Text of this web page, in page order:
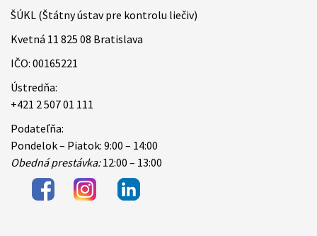
ŠÚKL (Štátny ústav pre kontrolu liečiv)
Kvetná 11 825 08 Bratislava
IČO: 00165221
Ústredňa:
+421 2 507 01 111
Podateľňa:
Pondelok – Piatok: 9:00 – 14:00
Obedná prestávka:12:00 – 13:00